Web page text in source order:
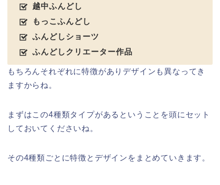
越中ふんどし
もっこふんどし
ふんどしショーツ
ふんどしクリエーター作品
もちろんそれぞれに特徴がありデザインも異なってき
ますからね。
まずはこの4種類タイプがあるということを頭にセット
しておいてくださいね。
その4種類ごとに特徴とデザインをまとめていきます。